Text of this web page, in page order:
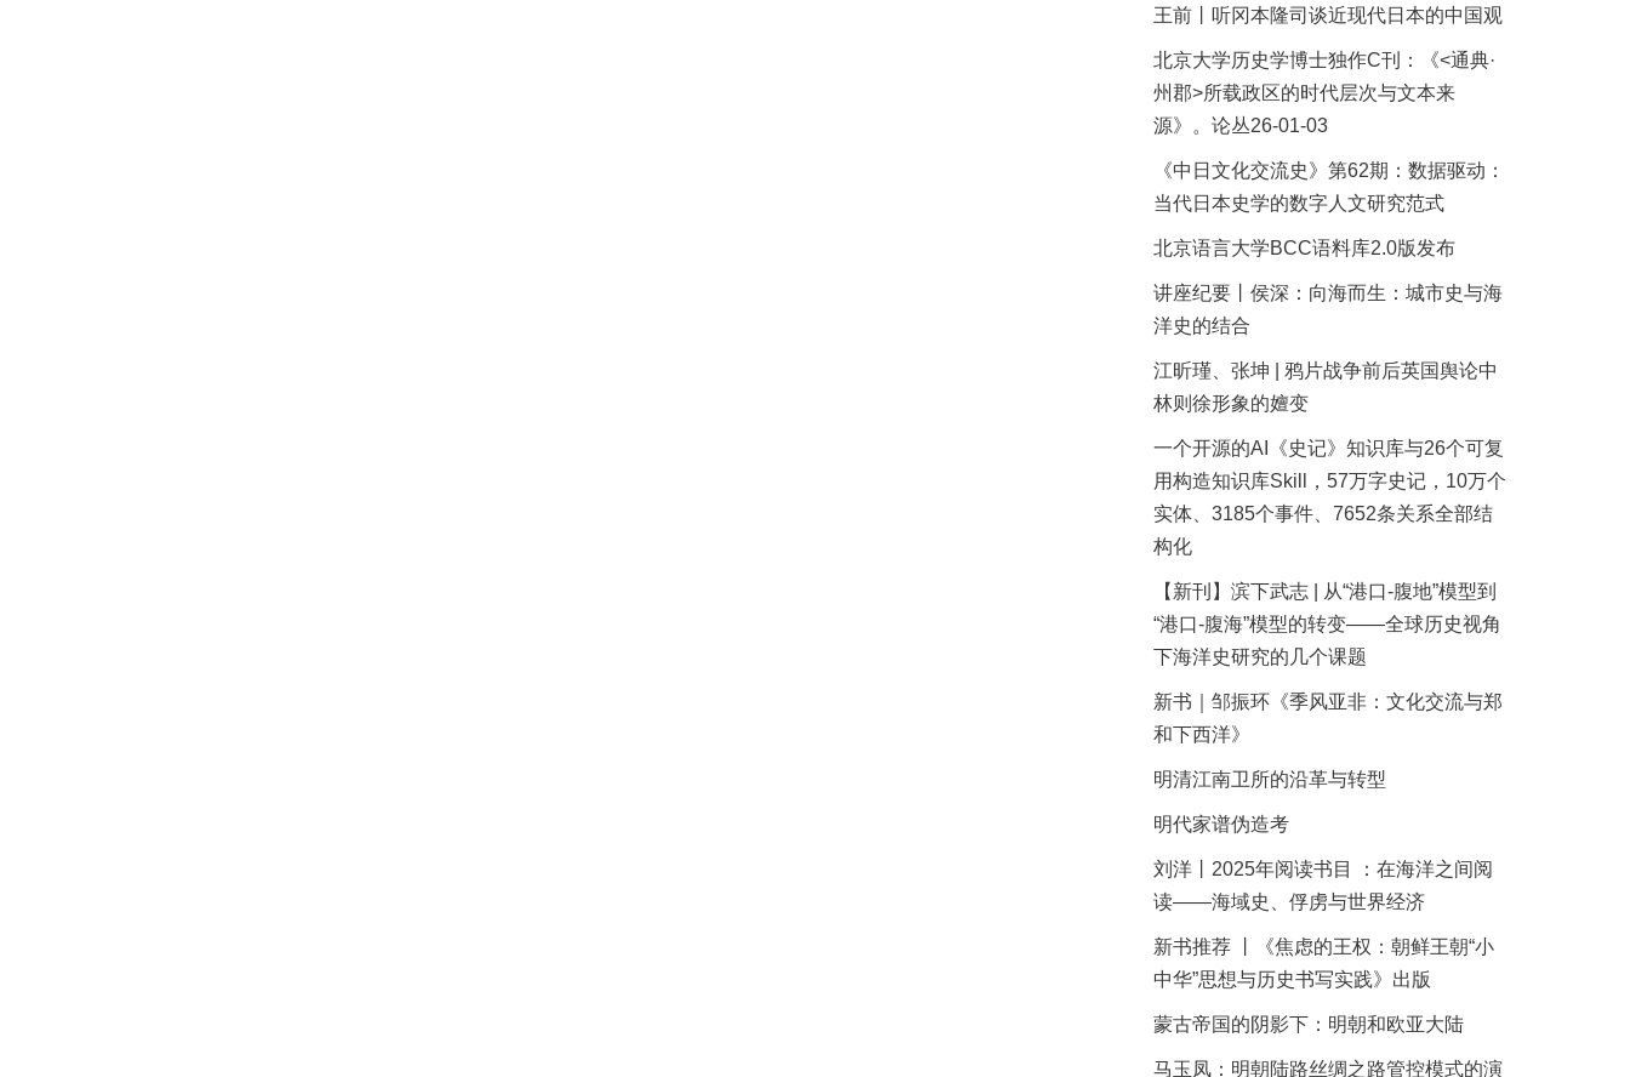
王前丨听冈本隆司谈近现代日本的中国观
北京大学历史学博士独作C刊：《<通典·
州郡>所载政区的时代层次与文本来
源》。论丛26-01-03
《中日文化交流史》第62期：数据驱动：
当代日本史学的数字人文研究范式
北京语言大学BCC语料库2.0版发布
讲座纪要丨侯深：向海而生：城市史与海
洋史的结合
江昕瑾、张坤 | 鸦片战争前后英国舆论中
林则徐形象的嬗变
一个开源的AI《史记》知识库与26个可复
用构造知识库Skill，57万字史记，10万个
实体、3185个事件、7652条关系全部结
构化
【新刊】滨下武志 | 从“港口-腹地”模型到
“港口-腹海”模型的转变——全球历史视角
下海洋史研究的几个课题
新书｜邹振环《季风亚非：文化交流与郑
和下西洋》
明清江南卫所的沿革与转型
明代家谱伪造考
刘洋丨2025年阅读书目 ：在海洋之间阅
读——海域史、俘虏与世界经济
新书推荐 丨《焦虑的王权：朝鲜王朝“小
中华”思想与历史书写实践》出版
蒙古帝国的阴影下：明朝和欧亚大陆
马玉凤：明朝陆路丝绸之路管控模式的演